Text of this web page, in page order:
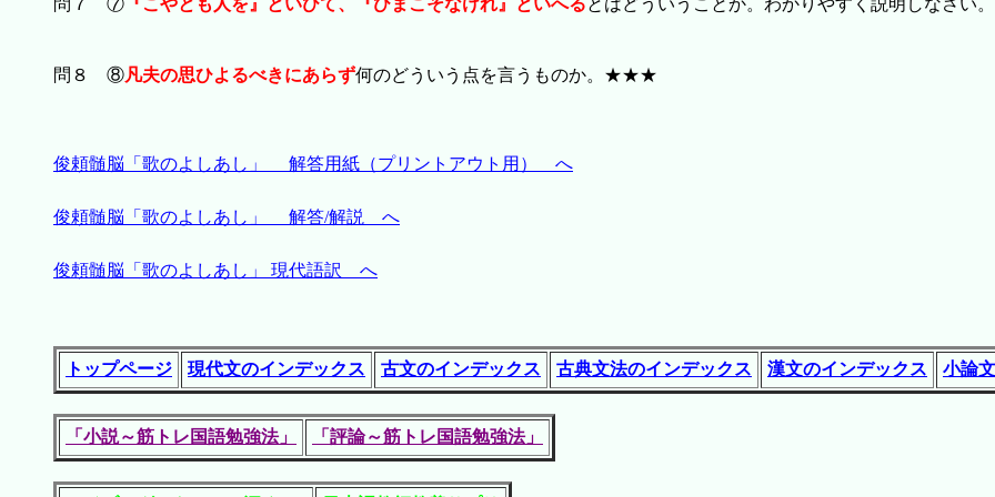
問７ ⑦ 『こやとも人を』といひて、『ひまこそなけれ』といへるとはどういうことか。わかりやすく説明しなさ
問８ ⑧凡夫の思ひよるべきにあらず何のどういう点を言うものか。★★★
俊頼髄脳「歌のよしあし」 解答用紙（プリントアウト用） へ
俊頼髄脳「歌のよしあし」 解答/解説 へ
俊頼髄脳「歌のよしあし」 現代語訳 へ
トップページ 現代文のインデックス 古文のインデックス 古典文法のインデックス 漢文のインデックス 小論
「小説～筋トレ国語勉強法」 「評論～筋トレ国語勉強法」